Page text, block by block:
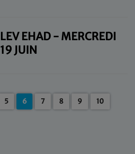
LEV EHAD - MERCREDI
19 JUIN
5 6 7 8 9
10